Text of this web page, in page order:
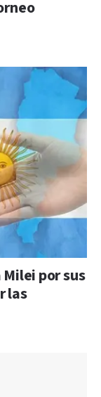
por sus
las